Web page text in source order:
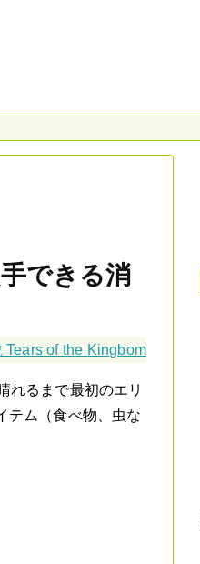
できる消
Tears of the Kingbom
れるまで最初のエリ
テム（食べ物、虫な